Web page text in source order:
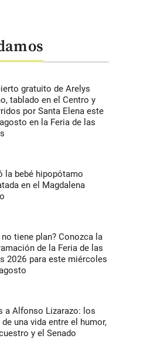
gratuito de Arelys
tablado en el Centro y
por Santa Elena este
en la Feria de las
la bebé hipopótamo
en el Magdalena
no tiene plan? Conozca la
de la Feria de las
2026 para este miércoles
a Alfonso Lizarazo: los
una vida entre el humor,
y el Senado